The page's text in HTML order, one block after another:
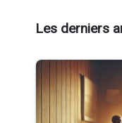
Les derniers